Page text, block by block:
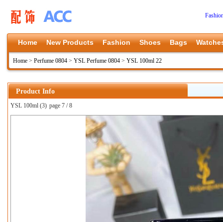
Home New Products Fashion Shoes Bags
Home > Perfume 0804 > YSL Perfume 0804 > YSL 100ml 22
Product Info
YSL 100ml (3) page 7 / 8